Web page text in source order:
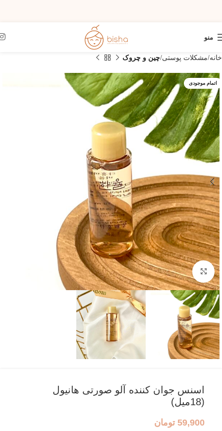
منو
خانه مشکلات پوستی چین و چروک
اتمام موجودی
بزرگنمایی تصویر
اسنس جوان کننده آلو صورتی هانیول
(18میل)
59,900 تومان